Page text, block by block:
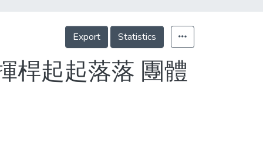
Export Statistics
桿起起落落 團體